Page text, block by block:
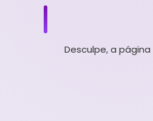
Desculpe, a